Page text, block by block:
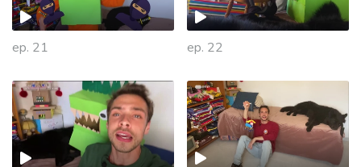
ep. 21 ep. 22
472423